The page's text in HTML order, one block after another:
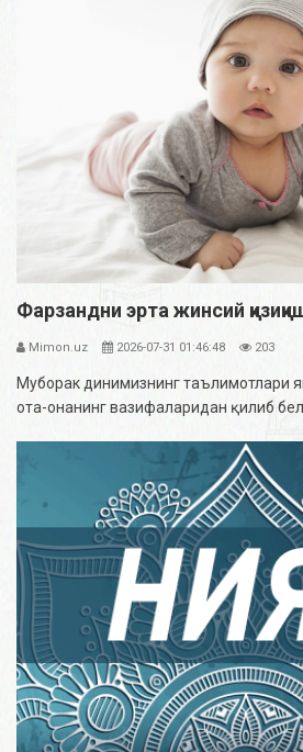
Фарзандни эрта жинсий
Mimon.uz 2026-07-31 01:46:48 203
Муборак динимизнинг таълимотлари
ота-онанинг вазифаларидан қилиб